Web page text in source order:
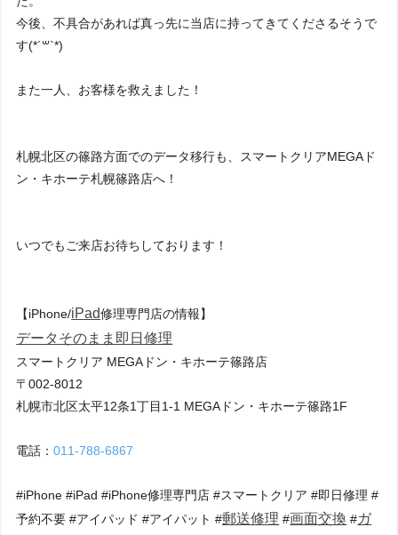
今後、不具合があれば真っ先に当店に持ってきてくださるそうで
す(*´꒳`*)
また一人、お客様を救えました！
札幌北区の篠路方面でのデータ移行も、スマートクリアMEGAド
ン・キホーテ札幌篠路店へ！
いつでもご来店お待ちしております！
【iPhone/iPad修理専門店の情報】
データそのまま 即日修理
スマートクリア MEGAドン・キホーテ篠路店
〒002-8012
札幌市北区太平12条1丁目1-1 MEGAドン・キホーテ篠路1F
電話：011-788-6867
#iPhone #iPad #iPhone修理専門店 #スマートクリア #即日修理 #
予約不要 #アイパッド #アイパット #郵送修理 #画面交換 #ガ